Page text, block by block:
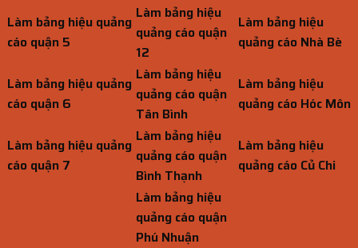
Làm bảng hiệu quảng
cáo quận 5
Làm bảng hiệu
quảng cáo quận
12
Làm bảng hiệu
quảng cáo Nhà Bè
Làm bảng hiệu quảng
cáo quận 6
Làm bảng hiệu
quảng cáo quận
Tân Bình
Làm bảng hiệu
quảng cáo Hóc Môn
Làm bảng hiệu quảng
cáo quận 7
Làm bảng hiệu
quảng cáo quận
Bình Thạnh
Làm bảng hiệu
quảng cáo Củ Chi
Làm bảng hiệu
quảng cáo quận
Phú Nhuận